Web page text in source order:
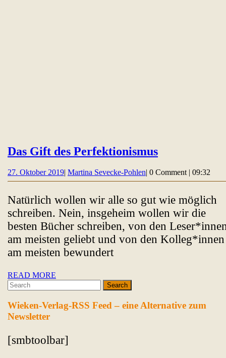
Das Gift des PerfektionismusDas
des
27. Oktober 201927.
Oktober
| Martina Sevecke-PohlenMartina
Sevecke-
| 0 Comment | 09:32
Natürlich wollen wir alle so gut wie möglich
schreiben. Nein, insgeheim wollen wir die
besten Bücher schreiben, von den
am meisten geliebt und von den Kolleg*innen
am meisten bewundert
READ MORE
Search
for:
Wieken-Verlag-RSS Feed – eine Alternative zum
Newsletter
[smbtoolbar]